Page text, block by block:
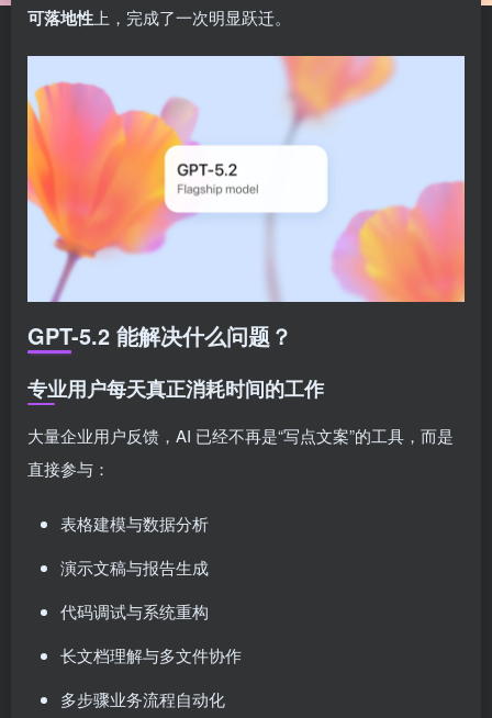
可落地性 上，完成了一次明显跃迁。
GPT-5.2 能解决什么问题？
专业用户每天真正消耗时间的工作
大量企业用户反馈，AI 已经不再是“写点文案”的工具，而是
直接参与：
表格建模与数据分析
演示文稿与报告生成
代码调试与系统重构
长文档理解与多文件协作
多步骤业务流程自动化